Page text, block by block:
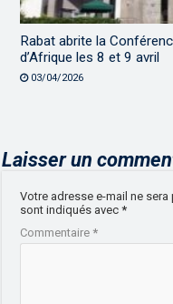
Rabat abrite la
d’Afrique les 8 et 9 avril
03/04/2026
Laisser un
Votre adresse e-mail ne sera
sont indiqués avec*
Commentaire*